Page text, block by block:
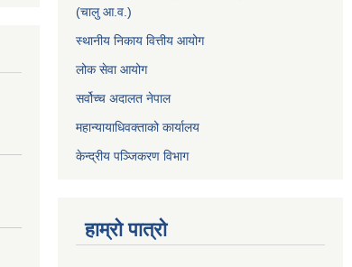
(चालु आ.व.)
स्थानीय निकाय वित्तीय आयोग
लोक सेवा आयोग
सर्वोच्च अदालत नेपाल
महान्यायाधिवक्ताको कार्यालय
केन्द्रीय पञ्जिकरण विभाग
हाम्रो पात्रो